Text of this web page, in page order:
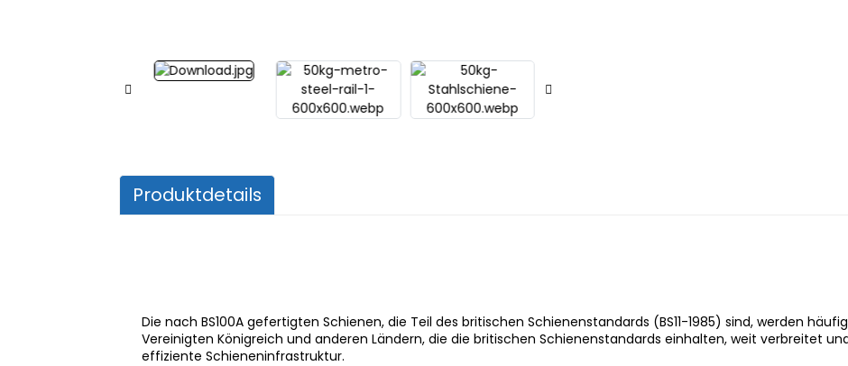
Produktdetails
Die nach BS100A gefertigten Schienen, die Teil des britischen Schienenstandards (BS11-1985) sind, werden
Vereinigten Königreich und anderen Ländern, die die britischen Schienenstandards einhalten, weit verbreitet
effiziente Schieneninfrastruktur.